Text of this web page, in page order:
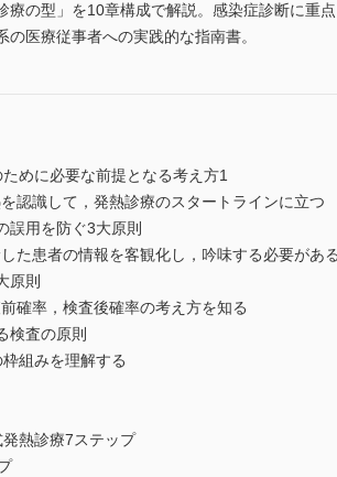
療の型」を10章構成で解説。感染症診断に重
の医療従事者への実践的な指南書。
めに必要な前提となる考え方1
認識して，発熱診療のスタートラインに立つ
用を防ぐ3大原則
た患者の情報を客観化し，吟味する必要がある
原則
確率，検査後確率の考え方を知る
検査の原則
組みを理解する
熱診療7ステップ